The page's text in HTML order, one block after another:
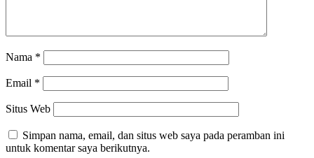
Nama *
Email *
Situs Web
Simpan nama, email, dan situs web saya pada peramban ini
untuk komentar saya berikutnya.